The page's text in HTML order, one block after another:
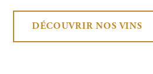
DÉCOUVRIR NOS VINS